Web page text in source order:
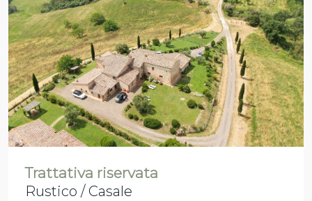
Trattativa riservata
Rustico / Casale